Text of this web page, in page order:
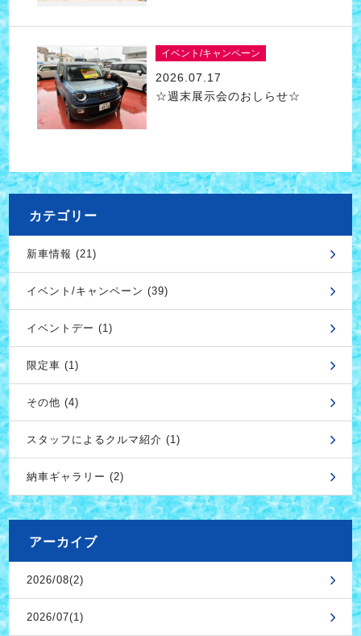
イベント/キャンペーン
2026.07.17
☆週末展示会のおしらせ☆
カテゴリー
新車情報 (21)
イベント/キャンペーン (39)
イベントデー (1)
限定車 (1)
その他 (4)
スタッフによるクルマ紹介 (1)
納車ギャラリー (2)
アーカイブ
2026/08(2)
2026/07(1)